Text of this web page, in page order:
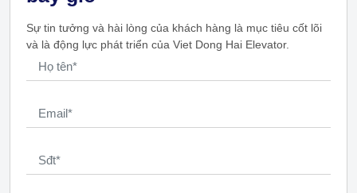
Sự tin tưởng và hài lòng của khách hàng là mục tiêu cốt lõi
và là động lực phát triển của Viet Dong Hai Elevator.